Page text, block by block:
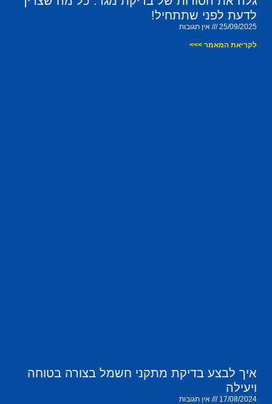
לדעת לפני שתתחיל!
25/09/2025 אין תגובות
לקריאת המאמר >>>
איך לבצע בדיקת מתקני חשמל בצורה בטוחה
ויעילה
17/08/2024 אין תגובות